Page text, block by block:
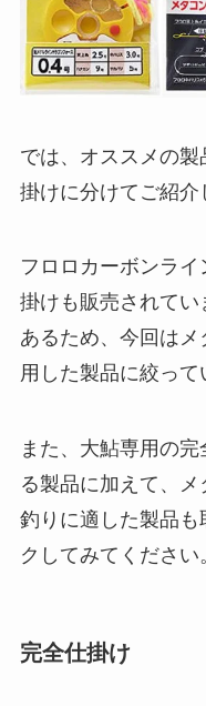
では、オススメの
掛けに分けてご紹介
フロロカーボンラ
掛けも販売されて
あるため、今回は
用した製品に絞って
また、大鮎専用の
る製品に加えて、
釣りに適した製品も
クしてみてください
完全仕掛け